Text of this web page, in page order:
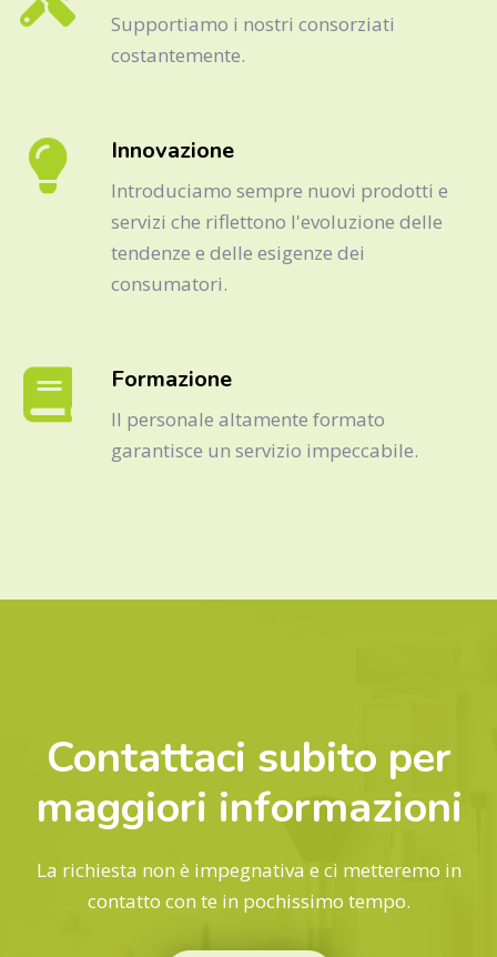
Supportiamo i nostri consorziati
costantemente.
Innovazione
Introduciamo sempre nuovi prodotti e
servizi che riflettono l'evoluzione delle
tendenze e delle esigenze dei
consumatori.
Formazione
Il personale altamente formato
garantisce un servizio impeccabile.
Contattaci subito per
maggiori informazioni
La richiesta non è impegnativa e ci metteremo in
contatto con te in pochissimo tempo.